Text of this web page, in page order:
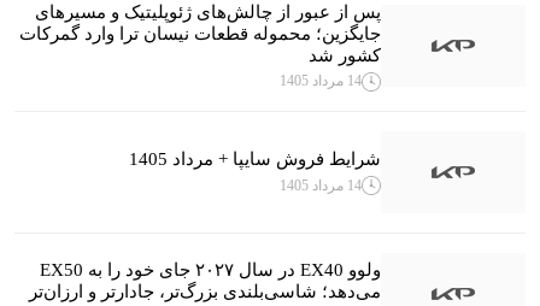
پس از عبور از چالش‌های ژئوپلیتیک و مسیرهای
جایگزین؛ محموله قطعات نیسان ترا وارد گمرکات
کشور شد
14 مرداد 1405
شرایط فروش سایپا + مرداد 1405
14 مرداد 1405
ولوو EX40 در سال ۲۰۲۷ جای خود را به EX50
می‌دهد؛ شاسی‌بلندی بزرگ‌تر، جادارتر و ارزان‌تر